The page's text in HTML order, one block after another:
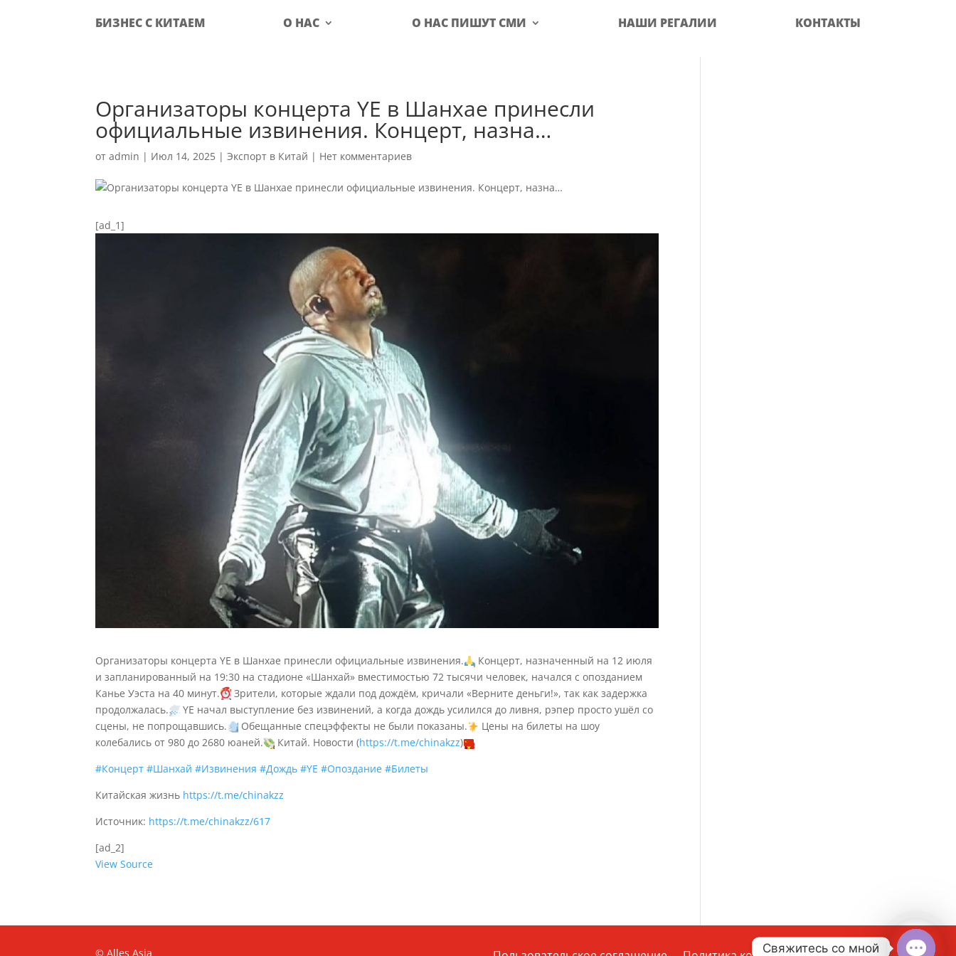
БИЗНЕС С КИТАЕМ О НАС О НАС ПИШУТ СМИ НАШИ РЕГАЛИИ КОНТАКТЫ
Организаторы концерта YE в Шанхае принесли
официальные извинения. Концерт, назна…
отadmin | Июл 14, 2025 |Экспорт в Китай | Нет комментариев
[ad_1]
Организаторы концерта YE в Шанхае принесли официальные извинения.
Концерт, назначенный на 12 июля
и запланированный на 19:30 на стадионе «Шанхай» вместимостью 72 тысячи человек, начался с опозданием
Канье Уэста на 40 минут.
Зрители, которые ждали под дождём, кричали «Верните деньги!», так как задержка
продолжалась.
YE начал выступление без извинений, а когда дождь усилился до ливня, рэпер просто ушёл со
сцены, не попрощавшись.
Обещанные спецэффекты не были показаны.
Цены на билеты на шоу
колебались от 980 до 2680 юаней.
Китай. Новости (https://t.me/chinakzz)
#Концерт #Шанхай #Извинения #Дождь #YE #Опоздание #Билеты
Китайская жизнь https://t.me/chinakzz
Источник: https://t.me/chinakzz/617
[ad_2]
View Source
© Alles Asia Свяжитесь со мной